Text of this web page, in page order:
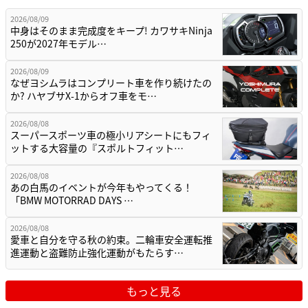
2026/08/09
中身はそのまま完成度をキープ! カワサキNinja
250が2027年モデル…
2026/08/09
なぜヨシムラはコンプリート車を作り続けたの
か? ハヤブサX-1からオフ車をモ…
2026/08/08
スーパースポーツ車の極小リアシートにもフィ
ットする大容量の『スポルトフィット…
2026/08/08
あの白馬のイベントが今年もやってくる！
「BMW MOTORRAD DAYS …
2026/08/08
愛車と自分を守る秋の約束。二輪車安全運転推
進運動と盗難防止強化運動がもたらす…
もっと見る